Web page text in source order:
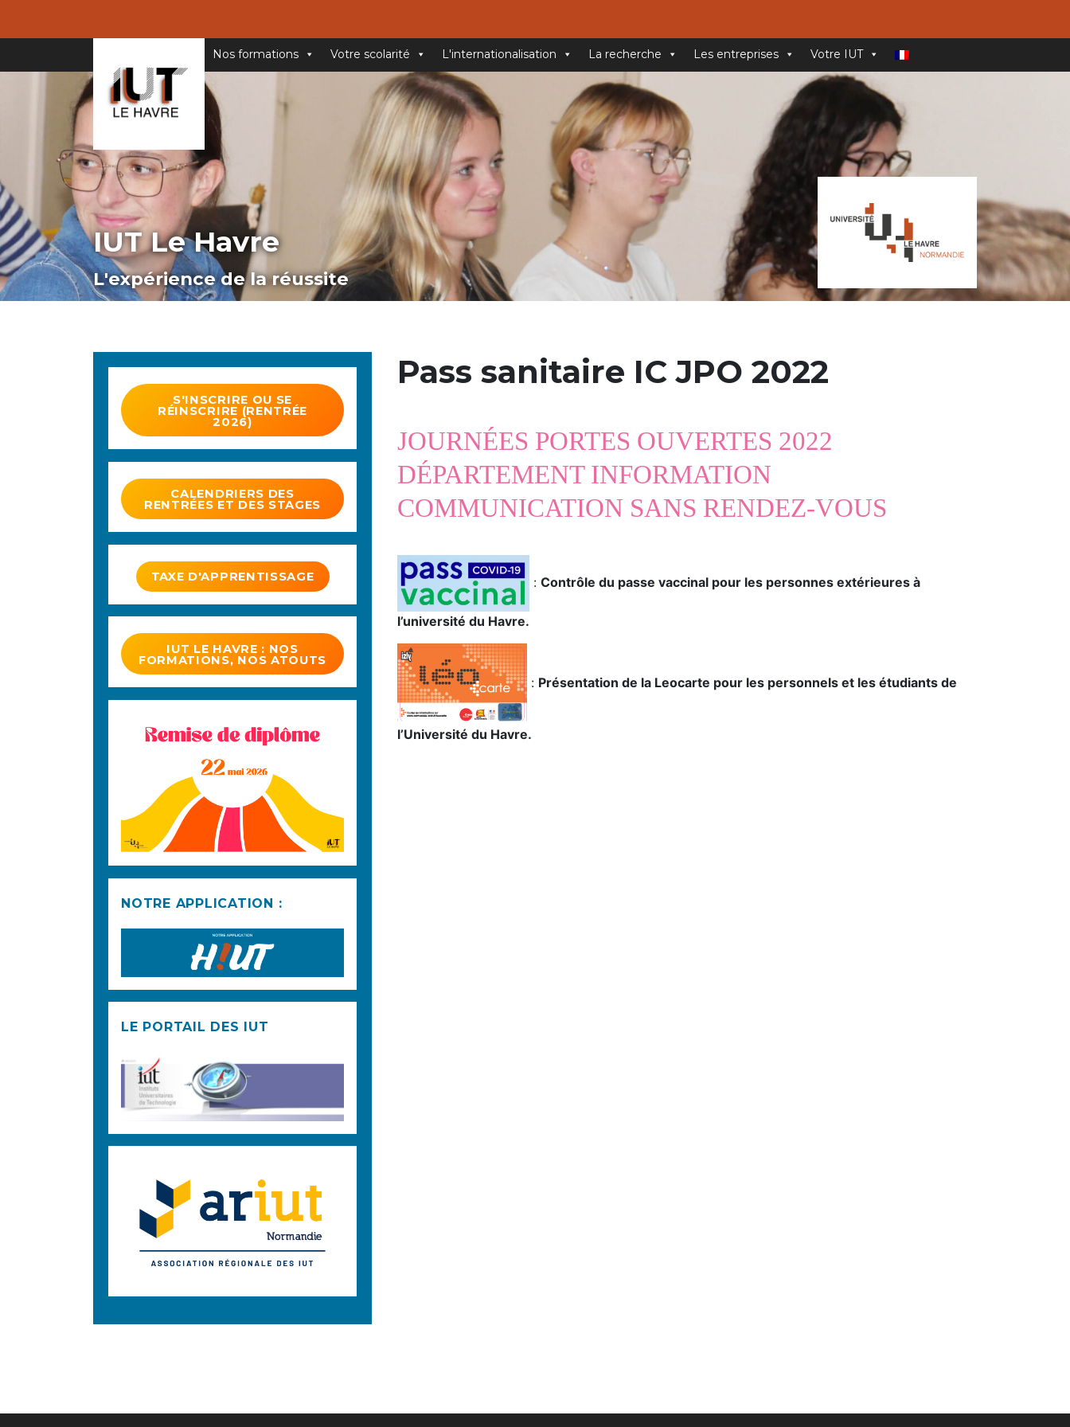
Nos formations Votre scolarité L'internationalisation La recherche Les entreprises Votre IUT
IUT Le Havre
L'expérience de la réussite
S'INSCRIRE OU SE
RÉINSCRIRE (RENTRÉE
2026)
CALENDRIERS DES
RENTRÉES ET DES STAGES
TAXE D'APPRENTISSAGE
IUT LE HAVRE : NOS
FORMATIONS, NOS ATOUTS
NOTRE APPLICATION :
LE PORTAIL DES IUT
Pass sanitaire IC JPO 2022
JOURNÉES PORTES OUVERTES 2022
DÉPARTEMENT INFORMATION
COMMUNICATION SANS RENDEZ-VOUS
: Contrôle du passe vaccinal pour les personnes extérieures à
l’université du Havre.
: Présentation de la Leocarte pour les personnels et les étudiants de
l’Université du Havre.